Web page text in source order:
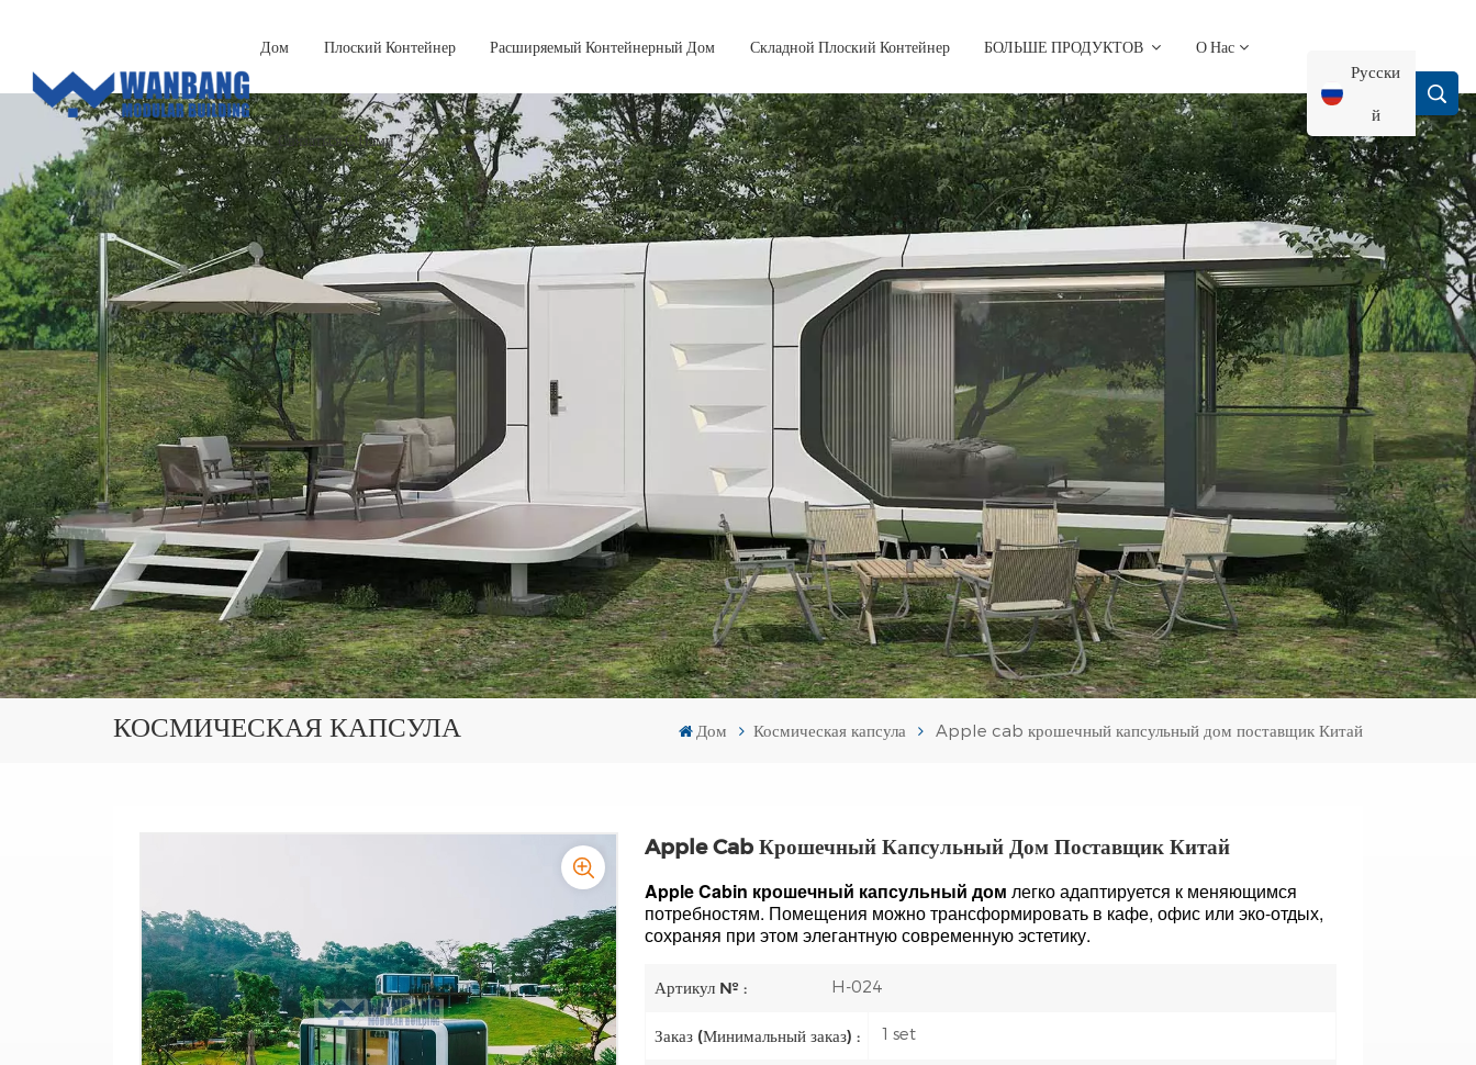
Дом Плоский Контейнер Расширяемый Контейнерный Дом Складной Плоский Контейнер БОЛЬШЕ ПРОДУКТОВ О Нас
Связаться С Нами
Русски
Й
English
Français
Deutsch
Русский
Italiano
Español
Português
Türk
Ελληνικά
Indonesia
КОСМИЧЕСКАЯ КАПСУЛА Дом Космическая капсула Apple cab крошечный капсульный дом поставщик Китай
Apple Cab Крошечный Капсульный Дом Поставщик Китай
Apple Cabin крошечный капсульный дом легко адаптируется к меняющимся
потребностям. Помещения можно трансформировать в кафе, офис или эко-отдых,
сохраняя при этом элегантную современную эстетику.
Артикул № : H-024
Заказ (Минимальный заказ) : 1 set